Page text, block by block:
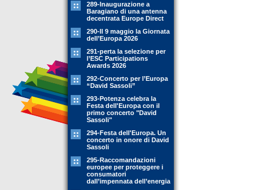
289-Inaugurazione a
Baragiano di una antenna
decentrata Europe Direct
290-Il 9 maggio la Giornata
dell’Europa 2026
291-perta la selezione per
l’ESC Participations
Awards 2026
292-Concerto per l’Europa
“David Sassoli”
293-Potenza celebra la
Festa dell'Europa con il
primo concerto "David
Sassoli"
294-Festa dell'Europa. Un
concerto in onore di David
Sassoli
295-Raccomandazioni
europee per proteggere i
consumatori
dall’impennata dell’energia